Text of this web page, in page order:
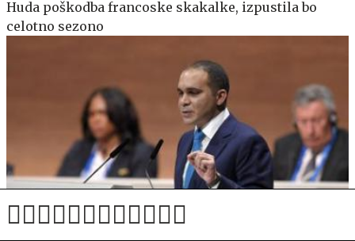
Huda poškodba francoske skakalke, izpustila bo
celotno sezono